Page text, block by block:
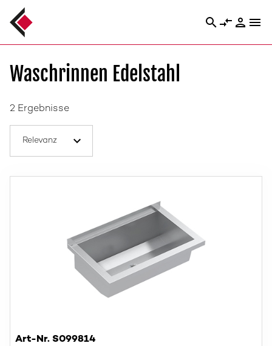
search compare_arrows person menu
Waschrinnen Edelstahl
2 Ergebnisse
Art-Nr. S099814